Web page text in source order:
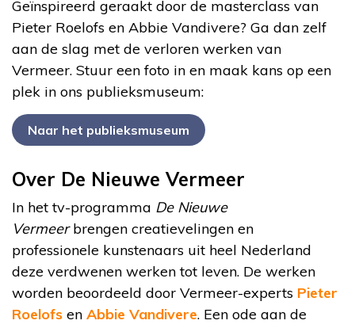
Geïnspireerd geraakt door de masterclass van
Pieter Roelofs en Abbie Vandivere? Ga dan zelf
aan de slag met de verloren werken van
Vermeer. Stuur een foto in en maak kans op een
plek in ons publieksmuseum:
Naar het publieksmuseum
Over De Nieuwe Vermeer
In het tv-programma De Nieuwe
Vermeerbrengen creatievelingen en
professionele kunstenaars uit heel Nederland
deze verdwenen werken tot leven. De werken
worden beoordeeld door Vermeer-experts Pieter
Roelofs en Abbie Vandivere. Een ode aan de